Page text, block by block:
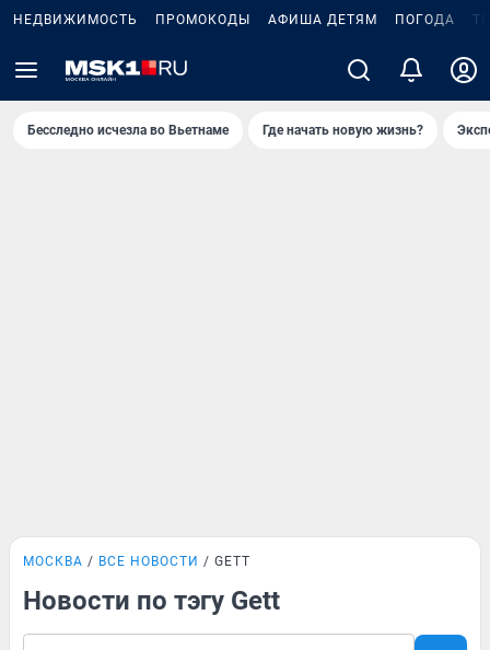
НЕДВИЖИМОСТЬ ПРОМОКОДЫ АФИША ДЕТЯМ ПОГОДА
Бесследно исчезла во Вьетнаме Где начать новую жизнь?
МОСКВА ВСЕ НОВОСТИ GETT
Новости по тэгу Gett